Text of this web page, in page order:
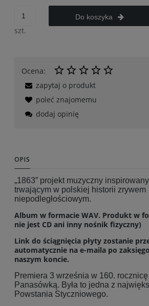
szt.
Do koszyka
Ocena:
zapytaj o produkt
poleć znajomemu
dodaj opinię
OPIS
„1863” projekt muzyczny
trwającym w polskiej historii zrywem
niepodległościowym.
Album w formacie WAV. Produkt w
nie jest CD ani inny nośnik fizyczny)
Link do ściągnięcia płyty zostanie
automatycznie na e-maila po
naszym koncie.
Premiera 3 września w 160.
Panasówką. Była to jedna z
Powstania Styczniowego.